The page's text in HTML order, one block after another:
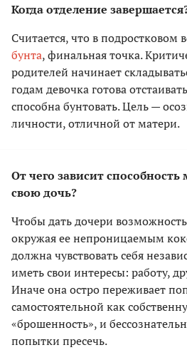
Когда отделение
Считается, что в подростковом
бунта, финальная точка.
родителей начинает
годам девочка готова
способна бунтовать. Цель —
личности, отличной от матери.
От чего зависит способность
свою дочь?
Чтобы дать дочери возможность
окружая ее непроницаемым
должна чувствовать себя
иметь свои интересы: работу,
Иначе она остро переживает
самостоятельной как
«брошенность», и
попытки пресечь.